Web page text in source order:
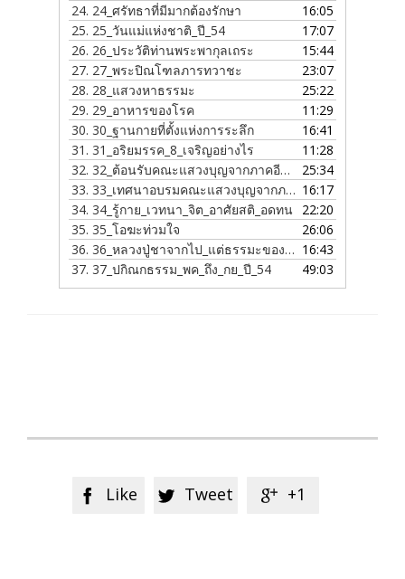
24. 24_ศรัทธาที่มีมากต้องรักษา
16:05
25. 25_วันแม่แห่งชาติ_ปี_54
17:07
26. 26_ประวัติท่านพระพากุลเถระ
15:44
27. 27_พระปิณโฑลภารทวาชะ
23:07
28. 28_แสวงหาธรรมะ
25:22
29. 29_อาหารของโรค
11:29
30. 30_ฐานกายที่ตั้งแห่งการระลึก
16:41
31. 31_อริยมรรค_8_เจริญอย่างไร
11:28
32. 32_ต้อนรับคณะแสวงบุญจากภาคอีสาน
25:34
33. 33_เทศนาอบรมคณะแสวงบุญจากภาคอีสาน
16:17
34. 34_รู้กาย_เวทนา_จิต_อาศัยสติ_อดทน 22:20
35. 35_โอฆะท่วมใจ
26:06
36. 36_หลวงปู่ชาจากไป_แต่ธรรมะของท่านยังอยู่
16:43
37. 37_ปกิณกธรรม_พค_ถึง_กย_ปี_54 49:03
 Like  Tweet  +1